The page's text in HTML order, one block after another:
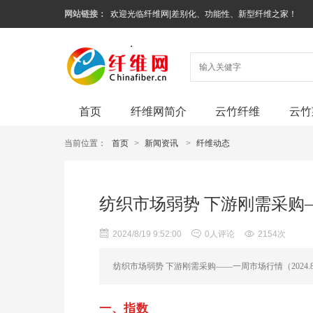
网站链接： 欢迎光临纤维网|差别化、功能性、新型纤维之家！
首页 纤维网简介 云竹纤维 云
当前位置： 首页 > 新闻资讯 > 纤维动态
纺织市场弱势 下游刚需采
2024/8/19 9:52:00 0人评论 2154次
纺织市场弱势 下游刚需采购——一周市场行情（
一、指数